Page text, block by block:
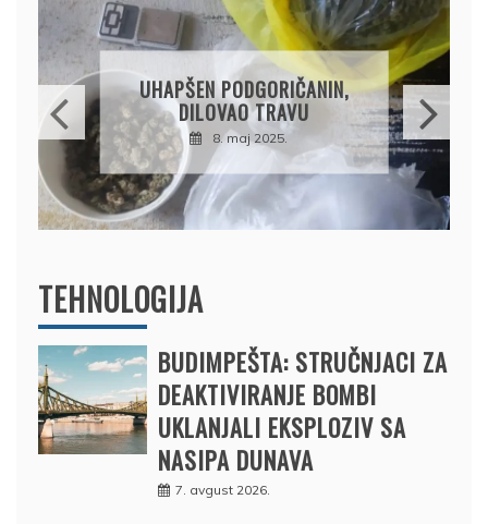
DRŽAVLJANIN RUSIJE
OSUMNJIČEN DA JE
PRODAO TUĐI BMW,
DRŽAVU NAPUSTIO
BRODOM
12. februar 2025.
TEHNOLOGIJA
BUDIMPEŠTA: STRUČNJACI ZA
DEAKTIVIRANJE BOMBI
UKLANJALI EKSPLOZIV SA
NASIPA DUNAVA
7. avgust 2026.